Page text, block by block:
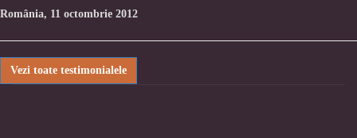
România, 11 octombrie 2012
Vezi toate testimonialele